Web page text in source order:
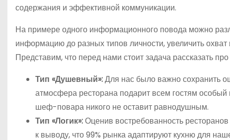
содержания и эффективной коммуникации.
На примере одного информационного повода можно
информацию до разных типов личности, увеличить
Представим, что перед нами стоит задача рассказать
Тип «Душевный»:Для нас было важно сохранить
атмосфера ресторана подарит всем гостям
шеф-повара никого не оставит равнодушным.
Тип «Логик»:Оценив востребованность
к выводу, что 99% рынка адаптируют кухню для